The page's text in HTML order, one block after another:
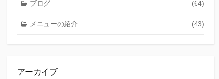
ブログ (64)
メニューの紹介 (43)
アーカイブ